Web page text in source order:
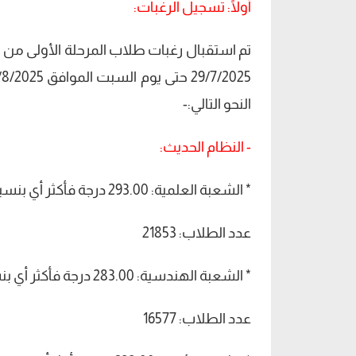
أولًا: تسجيل الرغبات:
تم استقبال رغبات طلاب المرحلة الأولى من
النحو التالي:-
- النظام الحديث:
* الشعبة العلمية: 293.00 درجة فأكثر أي بنسبة 91.56 % فأكثر.
عدد الطلاب: 21853
* الشعبة الهندسية: 283.00 درجة فأكثر أي بنسبة 88.44 % فأكثر.
عدد الطلاب: 16577